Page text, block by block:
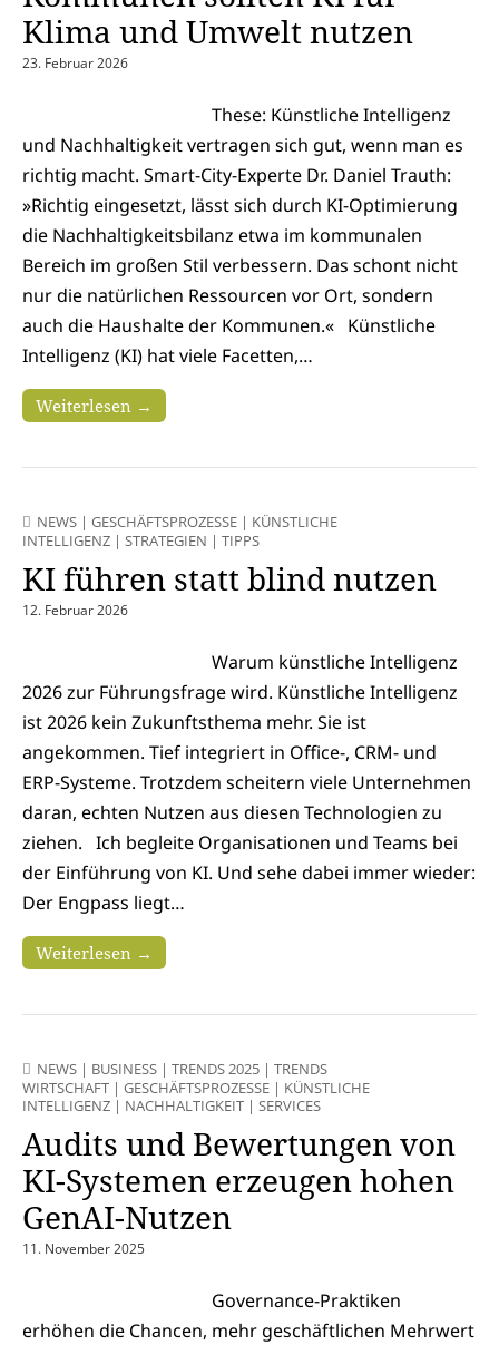
Klima und Umwelt nutzen
23. Februar 2026
These: Künstliche Intelligenz
und Nachhaltigkeit vertragen sich gut, wenn man es
richtig macht. Smart-City-Experte Dr. Daniel Trauth:
»Richtig eingesetzt, lässt sich durch KI-Optimierung
die Nachhaltigkeitsbilanz etwa im kommunalen
Bereich im großen Stil verbessern. Das schont nicht
nur die natürlichen Ressourcen vor Ort, sondern
auch die Haushalte der Kommunen.« Künstliche
Intelligenz (KI) hat viele Facetten,…
Weiterlesen →
NEWS | GESCHÄFTSPROZESSE | KÜNSTLICHE
INTELLIGENZ | STRATEGIEN | TIPPS
KI führen statt blind nutzen
12. Februar 2026
Warum künstliche Intelligenz
2026 zur Führungsfrage wird. Künstliche Intelligenz
ist 2026 kein Zukunftsthema mehr. Sie ist
angekommen. Tief integriert in Office-, CRM- und
ERP-Systeme. Trotzdem scheitern viele Unternehmen
daran, echten Nutzen aus diesen Technologien zu
ziehen. Ich begleite Organisationen und Teams bei
der Einführung von KI. Und sehe dabei immer wieder:
Der Engpass liegt…
Weiterlesen →
NEWS | BUSINESS | TRENDS 2025 | TRENDS
WIRTSCHAFT | GESCHÄFTSPROZESSE | KÜNSTLICHE
INTELLIGENZ | NACHHALTIGKEIT | SERVICES
Audits und Bewertungen von
KI-Systemen erzeugen hohen
GenAI-Nutzen
11. November 2025
Governance-Praktiken
erhöhen die Chancen, mehr geschäftlichen Mehrwert